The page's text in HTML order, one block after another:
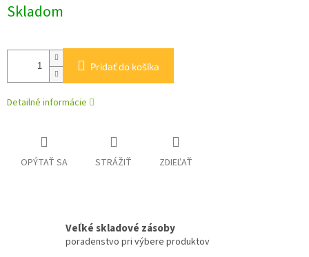
cena:
Skladom
Pridať do košíka
Detailné informácie
OPÝTAŤ SA STRÁŽIŤ ZDIEĽAŤ
Veľké skladové zásoby
poradenstvo pri výbere produktov